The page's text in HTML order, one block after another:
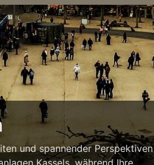
und spannender Perspektiven